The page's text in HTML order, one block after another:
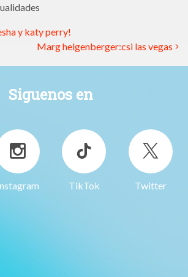
y katy perry!
Marg helgenberger:csi las vegas
Siguenos en
TikTok Twitter